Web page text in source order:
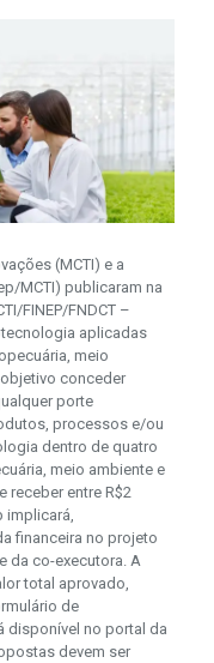
(MCTI) e a
MCTI) publicaram na
FINEP/FNDCT –
aplicadas
meio
conceder
porte
processos e/ou
dentro de quatro
meio ambiente e
receber entre R$2
implicará,
financeira no projeto
da co-executora. A
total aprovado,
de
disponível no portal da
devem ser